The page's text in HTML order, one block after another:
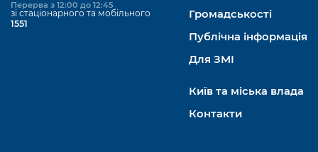
Перерва з 12:00 до 12:45
зі стаціонарного та мобільного
1551
Громадськості
Публічна інформація
Для ЗМІ
Київ та міська влада
Контакти